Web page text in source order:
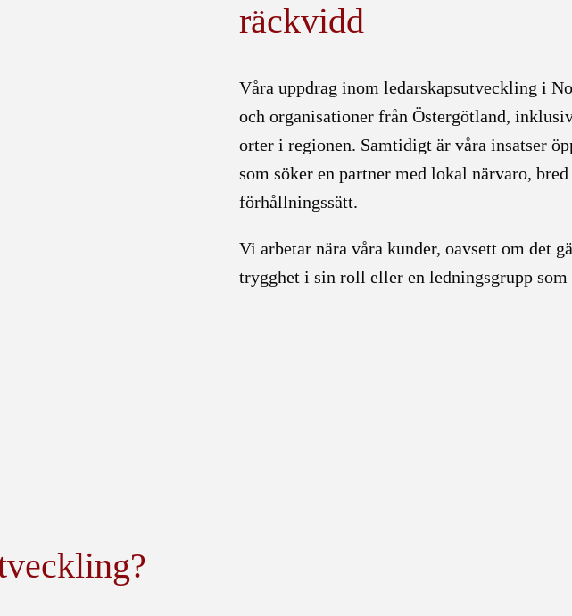
räckvidd
Våra uppdrag inom ledarskapsutveckling i
och organisationer från Östergötland,
orter i regionen. Samtidigt är våra insatser
som söker en partner med lokal närvaro,
förhållningssätt.
Vi arbetar nära våra kunder, oavsett om det
trygghet i sin roll eller en ledningsgrupp som